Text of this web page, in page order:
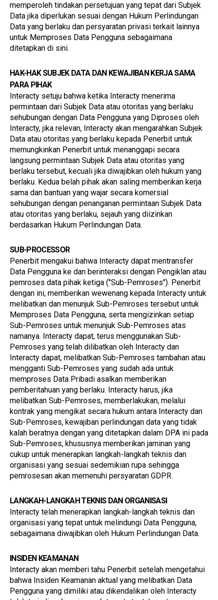
memperoleh tindakan persetujuan yang tepat dari Subjek
Data jika diperlukan sesuai dengan Hukum Perlindungan
Data yang berlaku dan persyaratan privasi terkait lainnya
untuk Memproses Data Pengguna sebagaimana
ditetapkan di sini.
HAK-HAK SUBJEK DATA DAN KEWAJIBAN KERJA SAMA
PARA PIHAK
Interacty setuju bahwa ketika Interacty menerima
permintaan dari Subjek Data atau otoritas yang berlaku
sehubungan dengan Data Pengguna yang Diproses oleh
Interacty, jika relevan, Interacty akan mengarahkan Subjek
Data atau otoritas yang berlaku kepada Penerbit untuk
memungkinkan Penerbit untuk menanggapi secara
langsung permintaan Subjek Data atau otoritas yang
berlaku tersebut, kecuali jika diwajibkan oleh hukum yang
berlaku. Kedua belah pihak akan saling memberikan kerja
sama dan bantuan yang wajar secara komersial
sehubungan dengan penanganan permintaan Subjek Data
atau otoritas yang berlaku, sejauh yang diizinkan
berdasarkan Hukum Perlindungan Data.
SUB-PROCESSOR
Penerbit mengakui bahwa Interacty dapat mentransfer
Data Pengguna ke dan berinteraksi dengan Pengiklan atau
pemroses data pihak ketiga ("Sub-Pemroses"). Penerbit
dengan ini, memberikan wewenang kepada Interacty untuk
melibatkan dan menunjuk Sub-Pemroses tersebut untuk
Memproses Data Pengguna, serta mengizinkan setiap
Sub-Pemroses untuk menunjuk Sub-Pemroses atas
namanya. Interacty dapat, terus menggunakan Sub-
Pemroses yang telah dilibatkan oleh Interacty dan
Interacty dapat, melibatkan Sub-Pemroses tambahan atau
mengganti Sub-Pemroses yang sudah ada untuk
memproses Data Pribadi asalkan memberikan
pemberitahuan yang berlaku. Interacty harus, jika
melibatkan Sub-Pemroses, memberlakukan, melalui
kontrak yang mengikat secara hukum antara Interacty dan
Sub-Pemroses, kewajiban perlindungan data yang tidak
kalah beratnya dengan yang ditetapkan dalam DPA ini pada
Sub-Pemroses, khususnya memberikan jaminan yang
cukup untuk menerapkan langkah-langkah teknis dan
organisasi yang sesuai sedemikian rupa sehingga
pemrosesan akan memenuhi persyaratan GDPR.
LANGKAH-LANGKAH TEKNIS DAN ORGANISASI
Interacty telah menerapkan langkah-langkah teknis dan
organisasi yang tepat untuk melindungi Data Pengguna,
sebagaimana diwajibkan oleh Hukum Perlindungan Data.
INSIDEN KEAMANAN
Interacty akan memberi tahu Penerbit setelah mengetahui
bahwa Insiden Keamanan aktual yang melibatkan Data
Pengguna yang dimiliki atau dikendalikan oleh Interacty